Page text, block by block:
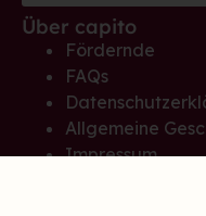
Über capito
Fördernde
FAQs
Allgemeine
Impressum